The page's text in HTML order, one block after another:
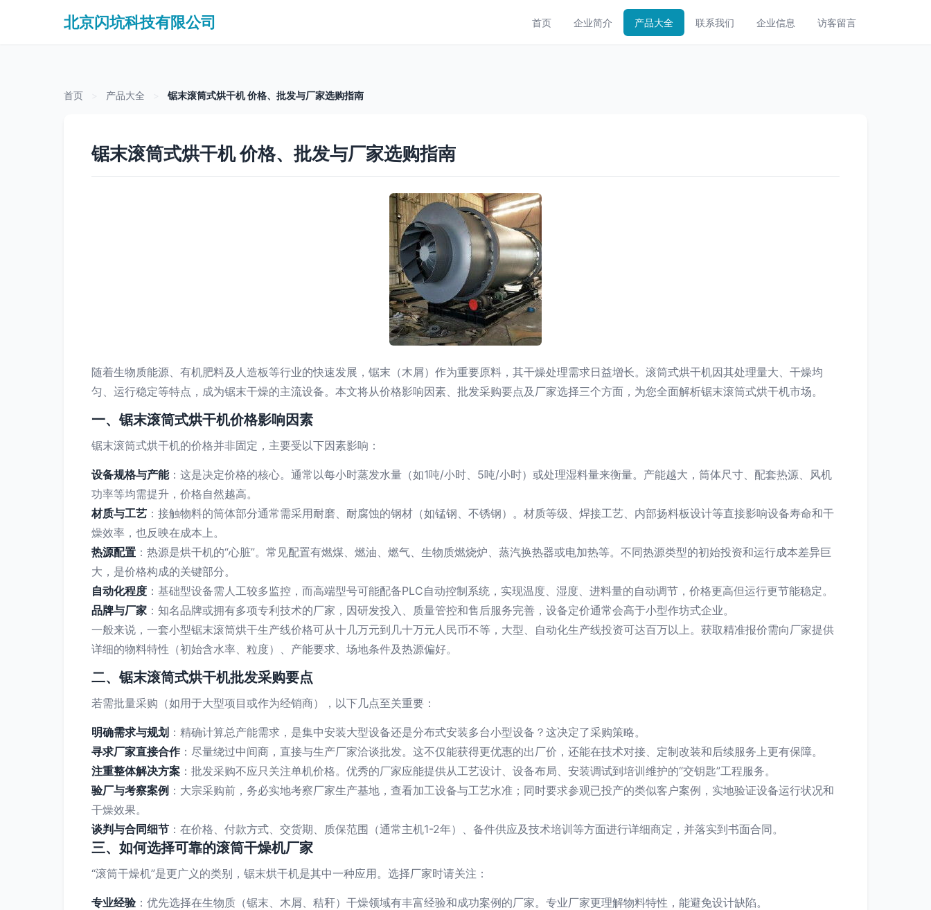
北京闪坑科技有限公司 首页 企业简介 产品大全 联系我们 企业信息 访客留言
首页 产品大全 锯末滚筒式烘干机 价格、批发与厂家选购指南
锯末滚筒式烘干机 价格、批发与厂家选购指南
随着生物质能源、有机肥料及人造板等行业的快速发展，锯末（木屑）作为重要原料，其干燥处理需求日益增长。滚筒式烘干机因其处理量大、干燥均
匀、运行稳定等特点，成为锯末干燥的主流设备。本文将从价格影响因素、批发采购要点及厂家选择三个方面，为您全面解析锯末滚筒式烘干机市场。
一、锯末滚筒式烘干机价格影响因素
锯末滚筒式烘干机的价格并非固定，主要受以下因素影响：
设备规格与产能：这是决定价格的核心。通常以每小时蒸发水量（如1吨/小时、5吨/小时）或处理湿料量来衡量。产能越大，筒体尺寸、配套热源、风机
功率等均需提升，价格自然越高。
材质与工艺 ：接触物料的筒体部分通常需采用耐磨、耐腐蚀的钢材（如锰钢、不锈钢）。材质等级、焊接工艺、内部扬料板设计等直接影响设备寿命和干
燥效率，也反映在成本上。
热源配置 ：热源是烘干机的“心脏”。常见配置有燃煤、燃油、燃气、生物质燃烧炉、蒸汽换热器或电加热等。不同热源类型的初始投资和运行成本差异巨
大，是价格构成的关键部分。
自动化程度 ：基础型设备需人工较多监控，而高端型号可能配备PLC自动控制系统，实现温度、湿度、进料量的自动调节，价格更高但运行更节能稳定。
品牌与厂家 ：知名品牌或拥有多项专利技术的厂家，因研发投入、质量管控和售后服务完善，设备定价通常会高于小型作坊式企业。
一般来说，一套小型锯末滚筒烘干生产线价格可从十几万元到几十万元人民币不等，大型、自动化生产线投资可达百万以上。获取精准报价需向厂家提供
详细的物料特性（初始含水率、粒度）、产能要求、场地条件及热源偏好。
二、锯末滚筒式烘干机批发采购要点
若需批量采购（如用于大型项目或作为经销商），以下几点至关重要：
明确需求与规划 ：精确计算总产能需求，是集中安装大型设备还是分布式安装多台小型设备？这决定了采购策略。
寻求厂家直接合作：尽量绕过中间商，直接与生产厂家洽谈批发。这不仅能获得更优惠的出厂价，还能在技术对接、定制改装和后续服务上更有保障。
注重整体解决方案 ：批发采购不应只关注单机价格。优秀的厂家应能提供从工艺设计、设备布局、安装调试到培训维护的“交钥匙”工程服务。
验厂与考察案例 ：大宗采购前，务必实地考察厂家生产基地，查看加工设备与工艺水准；同时要求参观已投产的类似客户案例，实地验证设备运行状况和
干燥效果。
谈判与合同细节 ：在价格、付款方式、交货期、质保范围（通常主机1-2年）、备件供应及技术培训等方面进行详细商定，并落实到书面合同。
三、如何选择可靠的滚筒干燥机厂家
“滚筒干燥机”是更广义的类别，锯末烘干机是其中一种应用。选择厂家时请关注：
专业经验：优先选择在生物质（锯末、木屑、秸秆）干燥领域有丰富经验和成功案例的厂家。专业厂家更理解物料特性，能避免设计缺陷。